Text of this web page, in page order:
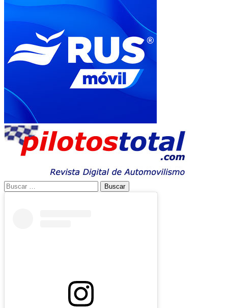
Buscar: